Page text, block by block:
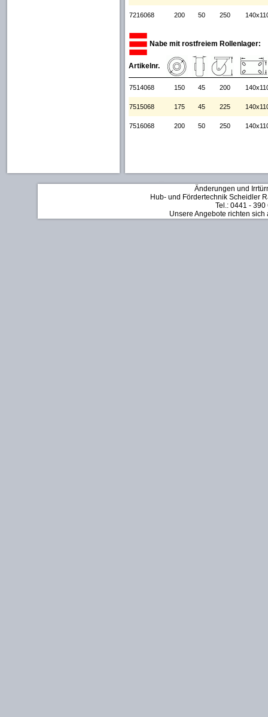
7216068 200 50 250
Nabe mit rostfreiem Rollenlager:
Artikelnr.
7514068 150 45 200
7515068 175 45 225
7516068 200 50 250
Änderungen und
Hub- und Fördertechnik Scheidler
Tel.: 0441 -
Unsere Angebote richten